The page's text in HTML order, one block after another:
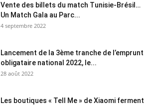
Vente des billets du match Tunisie-Brésil…
Un Match Gala au Parc...
4 septembre 2022
Lancement de la 3ème tranche de l’emprunt
obligataire national 2022, le...
28 août 2022
Les boutiques « Tell Me » de Xiaomi ferment